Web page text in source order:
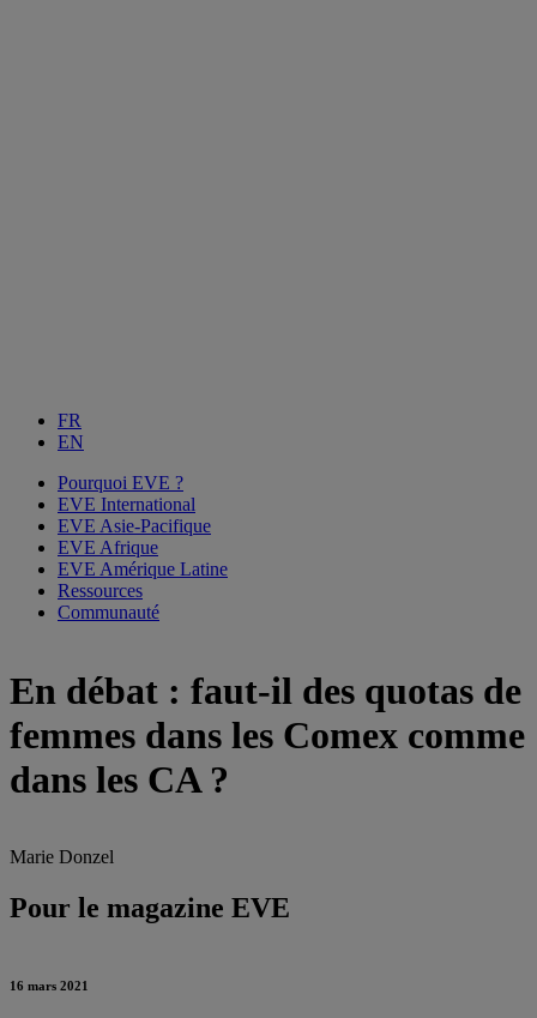
FR
EN
Pourquoi EVE ?
EVE International
EVE Asie-Pacifique
EVE Afrique
EVE Amérique Latine
Ressources
Communauté
En débat : faut-il des quotas de
femmes dans les Comex comme
dans les CA ?
Marie Donzel
Pour le magazine EVE
16 mars 2021